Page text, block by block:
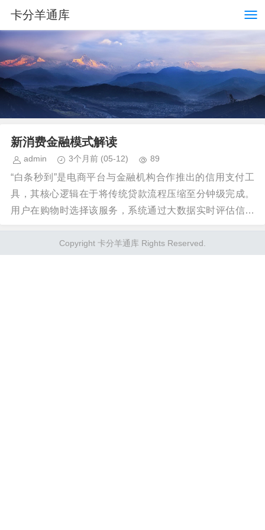
卡分羊通库
新消费金融模式解读
admin 3个月前 (05-12) 89
“白条秒到”是电商平台与金融机构合作推出的信用支付工
具，其核心逻辑在于将传统贷款流程压缩至分钟级完成。
用户在购物时选择该服务，系统通过大数据实时评估信用
Copyright 卡分羊通库 Rights Reserved.